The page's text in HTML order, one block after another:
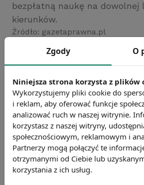
bezpłatną naukę na dowolnej
kierunków.
Źródło: gazetaprawna.pl
Chcesz wiedzieć
Zgody O
Niniejsza strona korzysta z plików
Wykorzystujemy pliki cookie do
i reklam, aby oferować funkcje
analizować ruch w naszej witrynie.
korzystasz z naszej witryny,
społecznościowym, reklamowym i
Partnerzy mogą połączyć te
otrzymanymi od Ciebie lub
korzystania z ich usług.